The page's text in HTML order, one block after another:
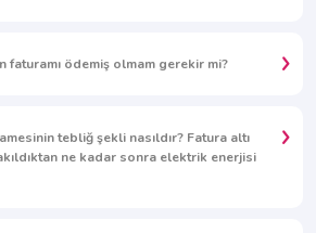
faturamı ödemiş olmam gerekir mi?
tebliğ şekli nasıldır? Fatura altı
ne kadar sonra elektrik enerjisi